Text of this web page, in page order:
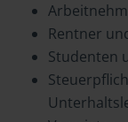
Rentner
Studenten